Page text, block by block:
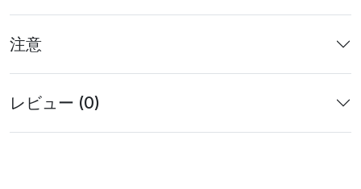
注意
レビュー (0)